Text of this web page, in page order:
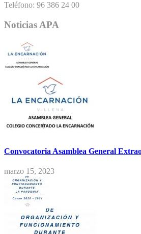
Teléfono: 96 386 24 00
Noticias APA
Convocatoria Asamblea General
marzo 15, 2023